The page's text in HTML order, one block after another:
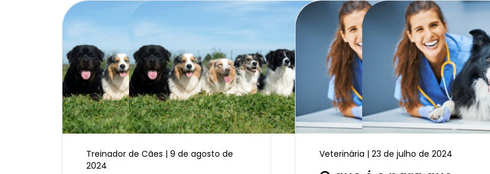
Treinador de Cães | 9 de agosto de
2024
Veterinária | 23 de julho de 2024